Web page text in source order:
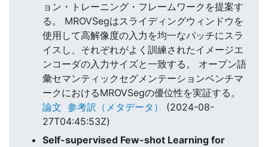
ョン・トレーニング・フレームワークを提案す
る。 MROVSegはスライディングウィンドウを
使用して高解像度の入力を均一なパッチにスラ
イスし、それぞれがよく訓練されたイメージエ
ンコーダの入力サイズと一致する。 オープン語
彙セマンティックセグメンテーションベンチマ
ークにおけるMROVSegの優位性を実証する。
論文 参考訳（メタデータ）
(2024-08-
27T04:45:53Z)
Self-supervised Few-shot Learning for